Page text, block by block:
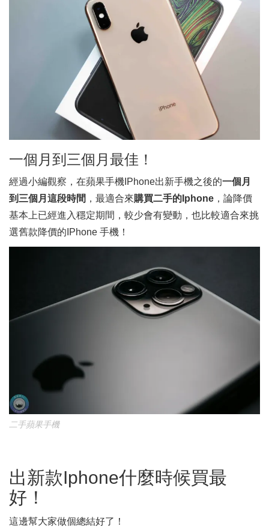
一個月到三個月最佳！
經過小編觀察，在蘋果手機IPhone出新手機之後的一個月
到三個月這段時間 ，最適合來購買二手的Iphone ，論降價
基本上已經進入穩定期間，較少會有變動，也比較適合來挑
選舊款降價的IPhone 手機！
二手蘋果手機
出新款Iphone什麼時候買最
好！
這邊幫大家做個總結好了！